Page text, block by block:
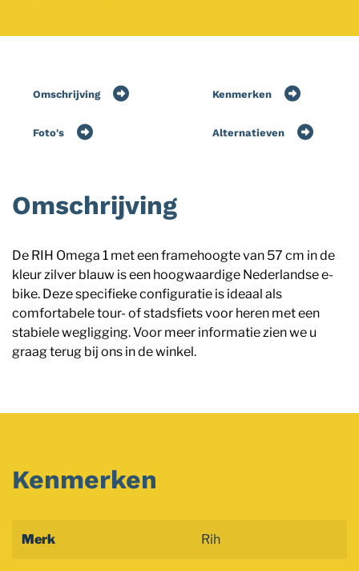
Omschrijving Kenmerken
Foto's Alternatieven
Omschrijving
De RIH Omega 1 met een framehoogte van 57 cm in de
kleur zilver blauw is een hoogwaardige Nederlandse e-
bike. Deze specifieke configuratie is ideaal als
comfortabele tour- of stadsfiets voor heren met een
stabiele wegligging. Voor meer informatie zien we u
graag terug bij ons in de winkel.
Kenmerken
Merk Rih